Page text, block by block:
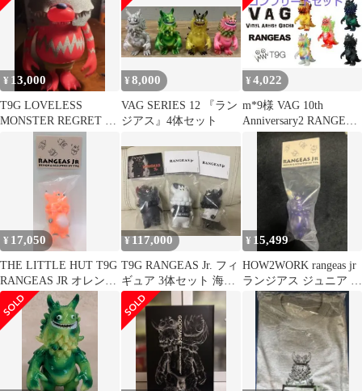
¥ 13,000
T9G LOVELESS
MONSTER REGRET ラ
ンジアス
¥8,000
VAG SERIES 12 『ラン
ジアス』4体セット
¥4,022
m*9様 VAG 10th
Anniversary2 RANGEAS
5体セット
¥ 17,050
THE LITTLE HUT T9G
RANGEAS JR オレンジ
成型
¥117,000
T9G RANGEAS Jr. フィ
ギュア 3体セット 海外
限定
¥ 15,499
HOW2WORK rangeas jr
ランジアス ジュニア ソ
フビ